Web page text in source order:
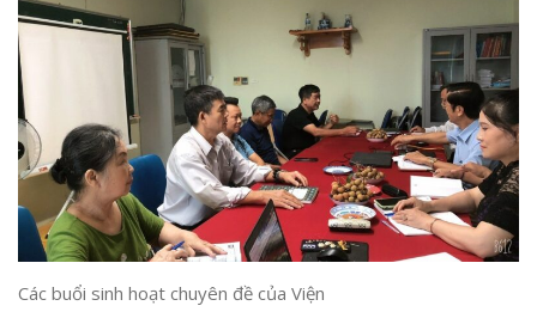
Các buổi sinh hoạt chuyên đề của Viện